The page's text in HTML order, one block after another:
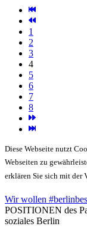
1
2
3
4
5
6
7
8
Diese Webseite nutzt
Webseiten zu
erklären Sie sich mit der
Wir wollen
POSITIONEN des
soziales Berlin